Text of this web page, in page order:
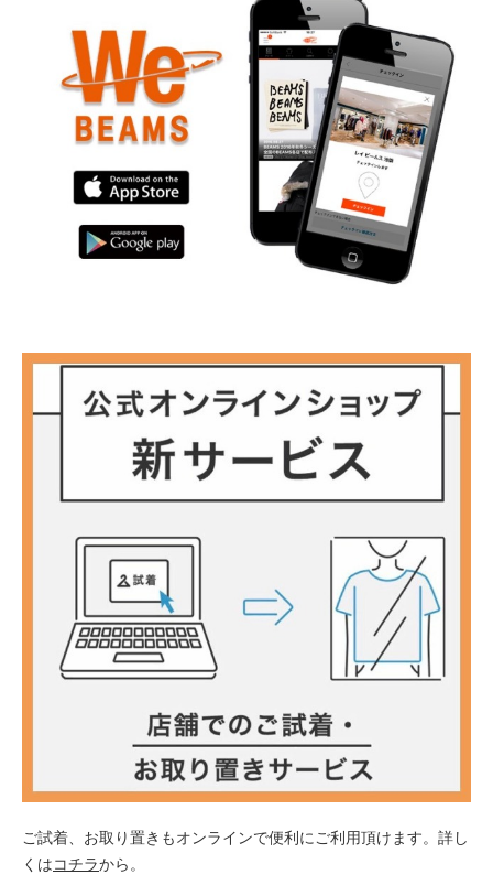
ご試着、お取り置きもオンラインで便利に ご利用頂けます。詳し
くはコチラから。